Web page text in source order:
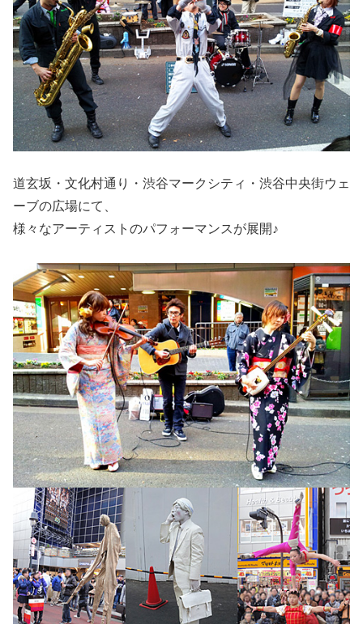
道玄坂・文化村通り・渋谷マークシティ・渋谷中央街ウェ
ーブの広場にて、
様々なアーティストのパフォーマンスが展開♪